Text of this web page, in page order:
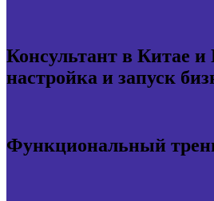
Консультант в Китае и
настройка и запуск
Функциональный